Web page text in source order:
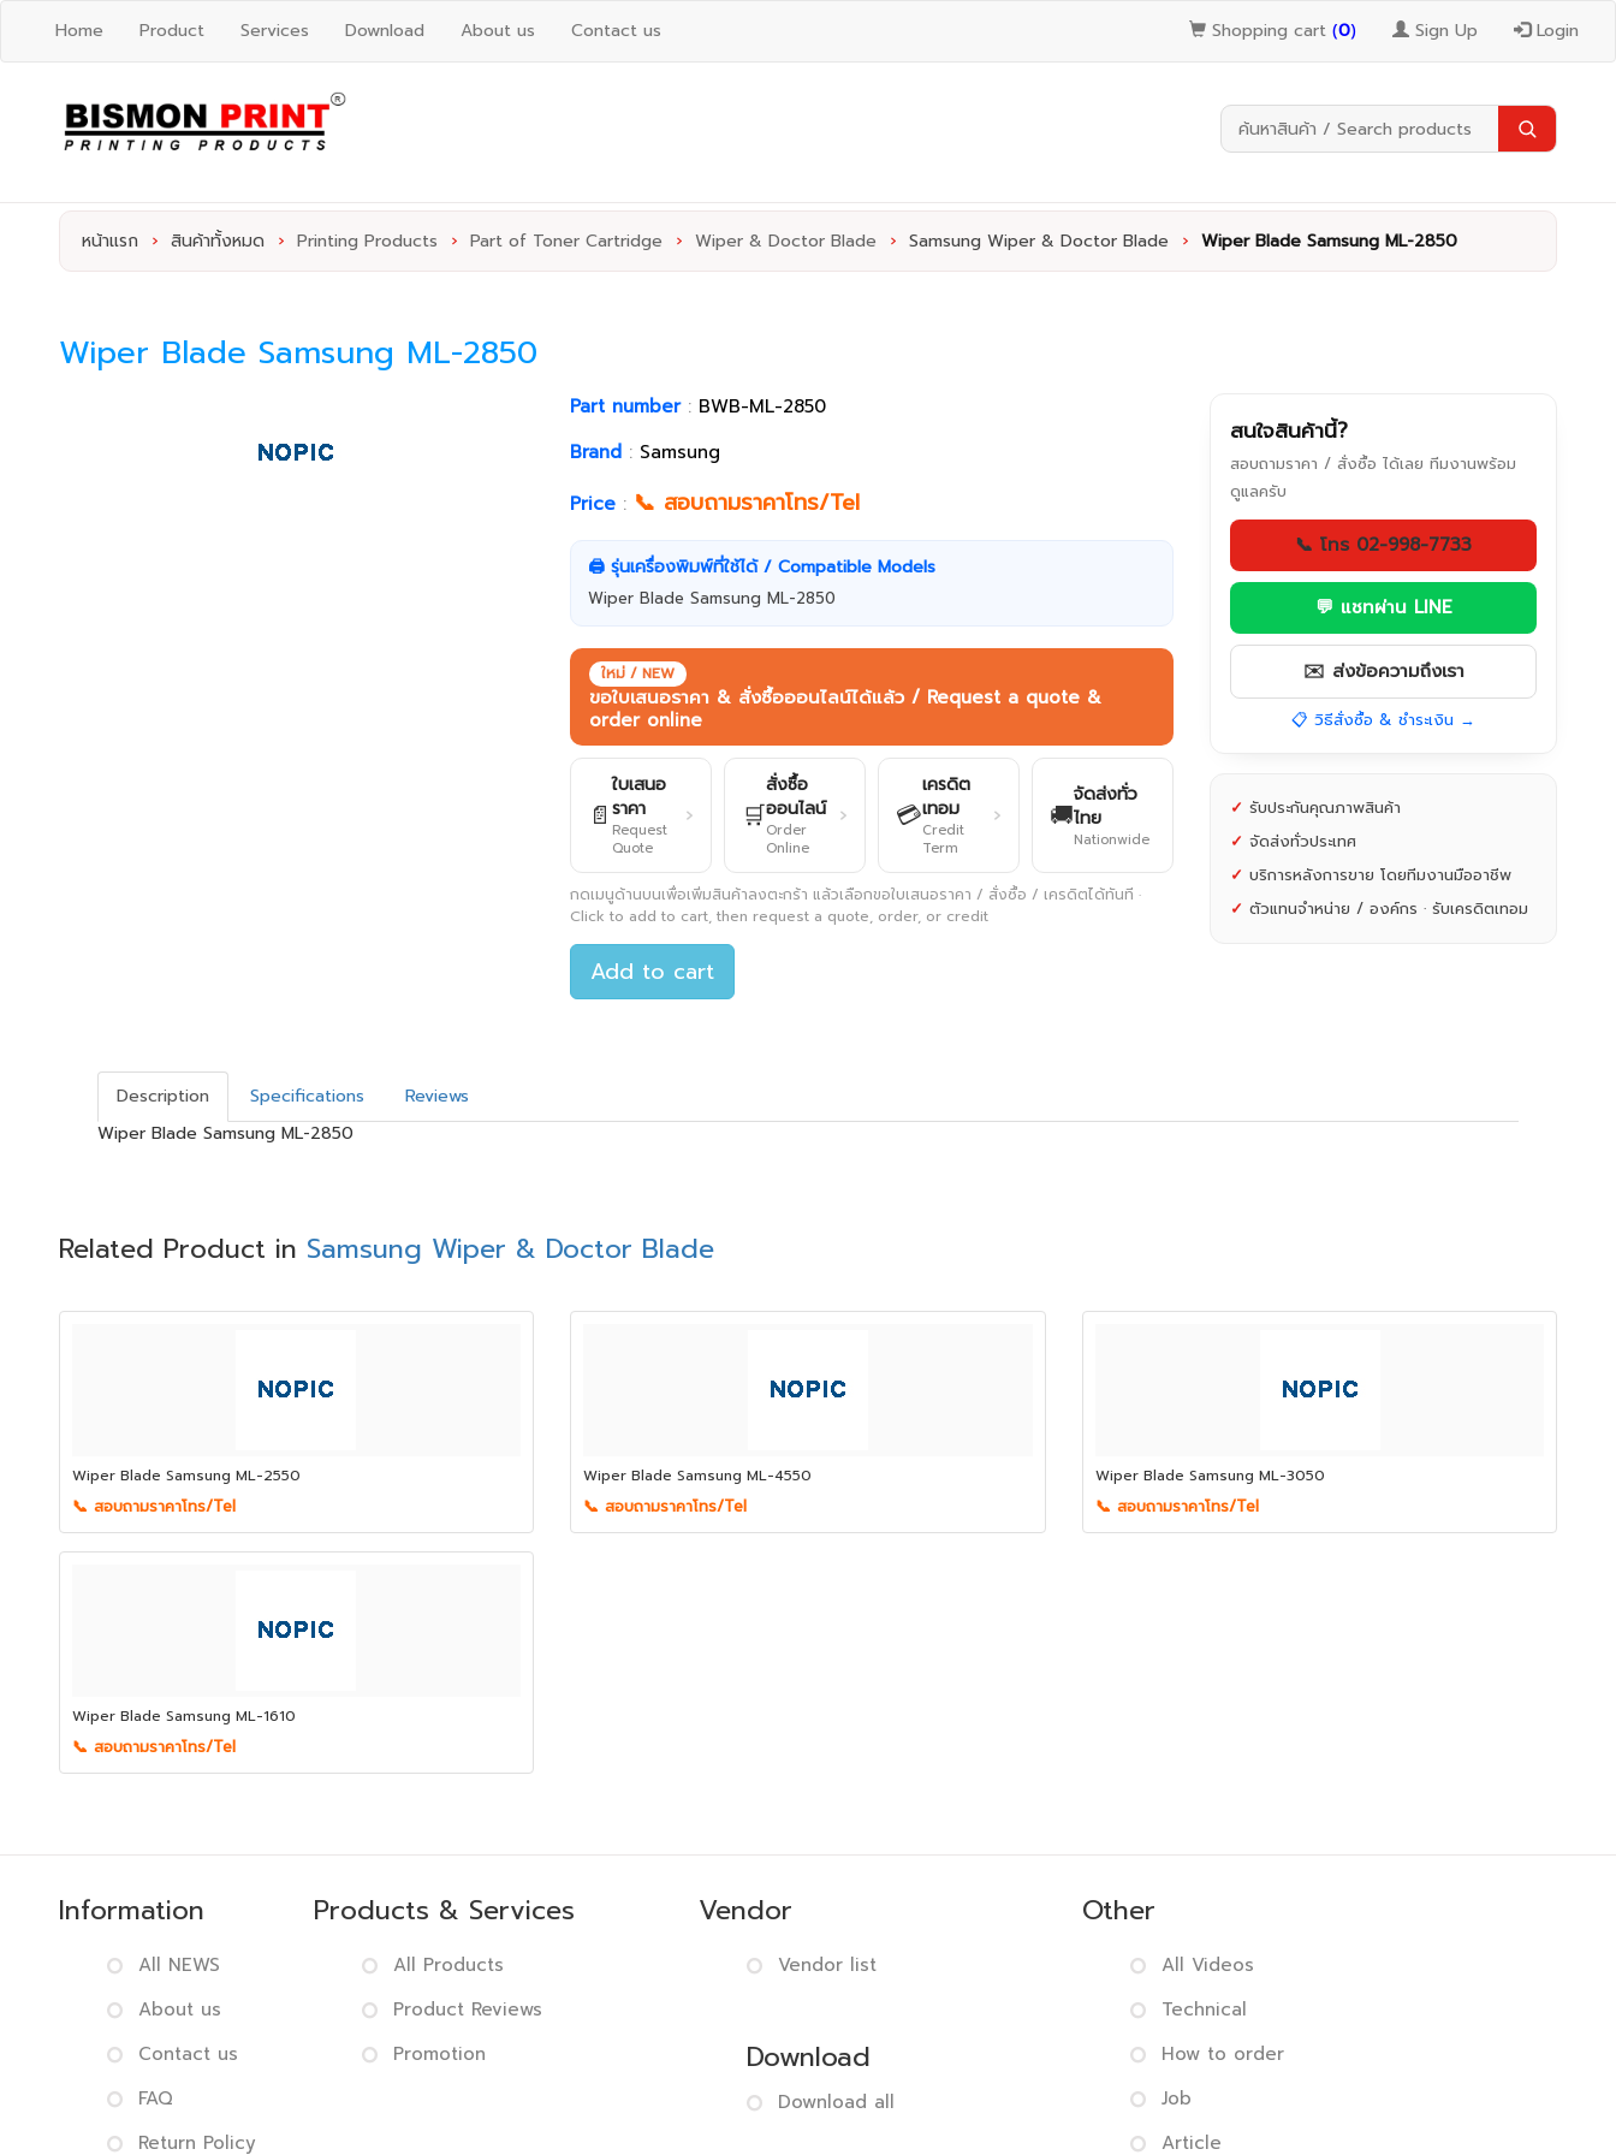
Home Product Services Download About us Contact us Shopping cart (0) Sign Up Login
หน้าแรก › สินค้าทั้งหมด › Printing Products › Part of Toner Cartridge › Wiper & Doctor Blade › Samsung Wiper & Doctor Blade › Wiper Blade Samsung ML-2850
Wiper Blade Samsung ML-2850
Part number: BWB-ML-2850
Brand : Samsung
Price : 📞 สอบถามราคาโทร/Tel
🖨️ รุ่นเครื่องพิมพ์ที่ใช้ได้ / Compatible Models
Wiper Blade Samsung ML-2850
ใหม่ / NEW
ขอใบเสนอราคา & สั่งซื้อออนไลน์ได้แล้ว / Request a quote &
order online
📄
ใบเสนอ
ราคา
Request
Quote
› 🛒
สั่งซื้อ
ออนไลน์
Order
Online
› 💳
เครดิต
เทอม
Credit
Term
› 🚚
จัดส่งทั่ว
ไทย
Nationwide
กดเมนูด้านบนเพื่อเพิ่มสินค้าลงตะกร้า แล้วเลือกขอใบเสนอราคา / สั่งซื้อ / เครดิตได้ทันที ·
Click to add to cart, then request a quote, order, or credit
Add to cart
สนใจสินค้านี้?
สอบถามราคา / สั่งซื้อ ได้เลย ทีมงานพร้อม
ดูแลครับ
📞 โทร 02-998-7733
💬 แชทผ่าน LINE
✉️ ส่งข้อความถึงเรา
📋 วิธีสั่งซื้อ & ชำระเงิน →
✓ รับประกันคุณภาพสินค้า
✓ จัดส่งทั่วประเทศ
✓ บริการหลังการขาย โดยทีมงานมืออาชีพ
✓ ตัวแทนจำหน่าย / องค์กร · รับเครดิตเทอม
Description Specifications
Reviews
Wiper Blade Samsung ML-2850
Related Product in Samsung Wiper & Doctor Blade
Wiper Blade Samsung ML-2550
📞 สอบถามราคาโทร/Tel
Wiper Blade Samsung ML-4550
📞 สอบถามราคาโทร/Tel
Wiper Blade Samsung ML-3050
📞 สอบถามราคาโทร/Tel
Wiper Blade Samsung ML-1610
📞 สอบถามราคาโทร/Tel
Information
All NEWS
About us
Contact us
FAQ
Return Policy
Products & Services
All Products
Product Reviews
Promotion
Vendor
Vendor list
Download
Download all
Other
All Videos
Technical
How to order
Job
Article